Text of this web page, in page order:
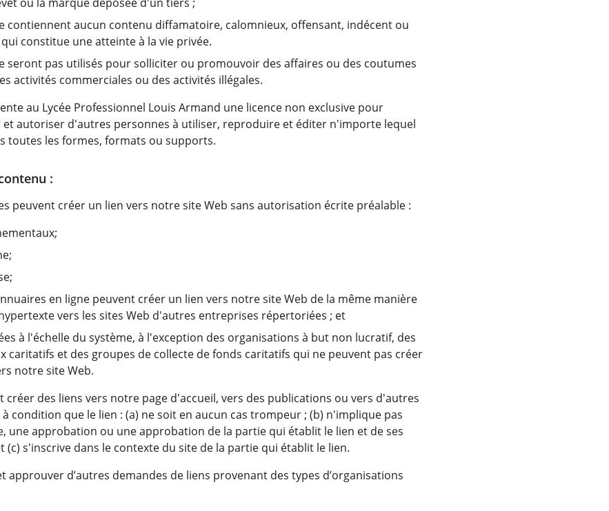
contiennent aucun contenu diffamatoire, calomnieux, offensant, indécent ou
constitue une atteinte à la vie privée.
seront pas utilisés pour solliciter ou promouvoir des affaires ou des coutumes
activités commerciales ou des activités illégales.
au Lycée Professionnel Louis Armand une licence non exclusive pour
autoriser d'autres personnes à utiliser, reproduire et éditer n'importe lequel
toutes les formes, formats ou supports.
:
peuvent créer un lien vers notre site Web sans autorisation écrite préalable :
en ligne peuvent créer un lien vers notre site Web de la même manière
vers les sites Web d'autres entreprises répertoriées ; et
à l'échelle du système, à l'exception des organisations à but non lucratif, des
caritatifs et des groupes de collecte de fonds caritatifs qui ne peuvent pas créer
notre site Web.
créer des liens vers notre page d'accueil, vers des publications ou vers d'autres
condition que le lien : (a) ne soit en aucun cas trompeur ; (b) n'implique pas
une approbation ou une approbation de la partie qui établit le lien et de ses
(c) s'inscrive dans le contexte du site de la partie qui établit le lien.
approuver d’autres demandes de liens provenant des types d’organisations